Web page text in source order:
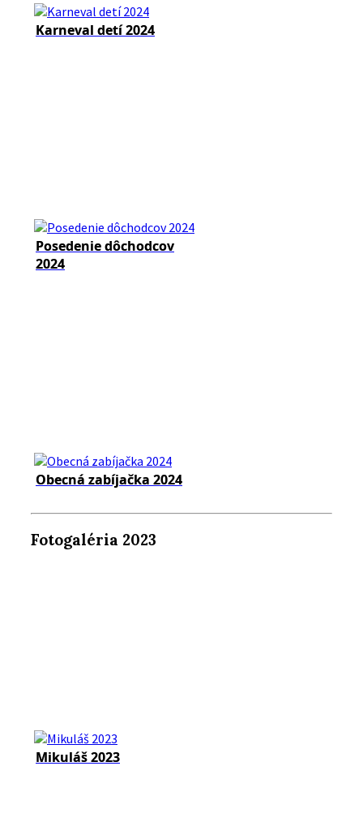
Karneval detí 2024
Posedenie dôchodcov
2024
Obecná zabíjačka 2024
Fotogaléria 2023
Mikuláš 2023